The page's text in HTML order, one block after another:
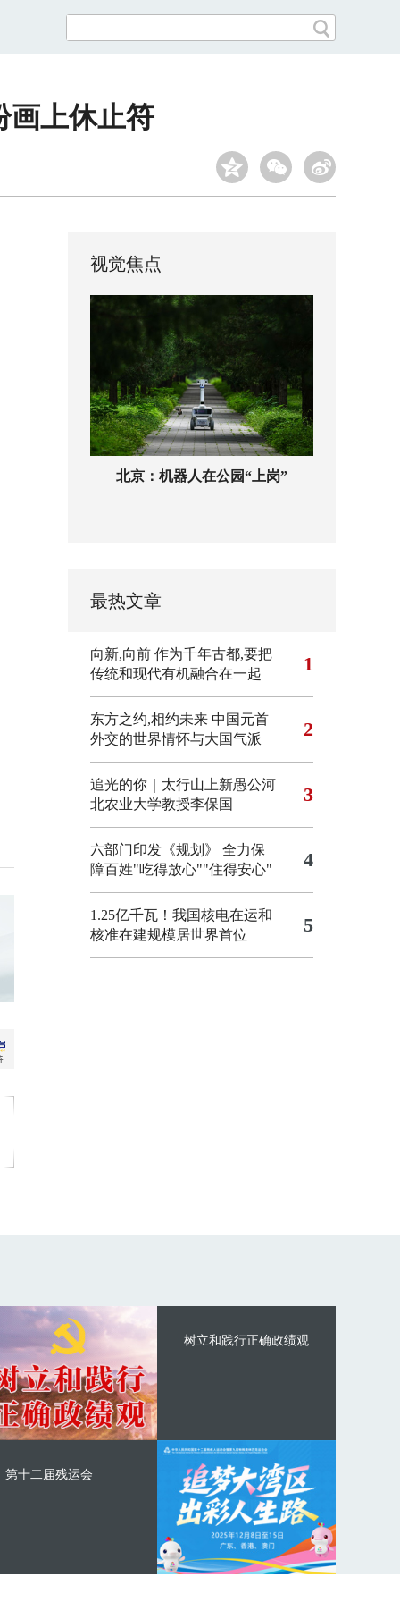
画上休止符
视觉焦点
北京：机器人在公园“上岗”
最热文章
向新,向前 作为千年古都,要把
传统和现代有机融合在一起
1
东方之约,相约未来 中国元首
外交的世界情怀与大国气派
2
追光的你｜太行山上新愚公河
北农业大学教授李保国
3
六部门印发《规划》 全力保
障百姓"吃得放心""住得安心"
4
1.25亿千瓦！我国核电在运和
核准在建规模居世界首位
5
树立和践行正确政绩观
第十二届残运会